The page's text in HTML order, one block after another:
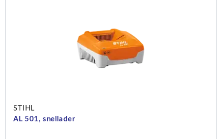
STIHL
AL 501, snellader